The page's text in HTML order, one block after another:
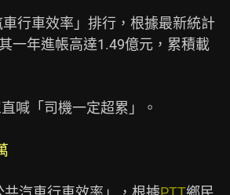
行車效率」排行，根據最新統計
一年進帳高達1.49億元，累積載
喊「司機一定超累」。